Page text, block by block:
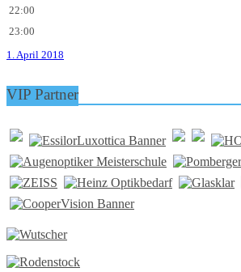
22:00
23:00
1. April 2018
VIP Partner